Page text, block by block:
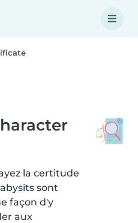
la certitude
sont
façon d'y
aux